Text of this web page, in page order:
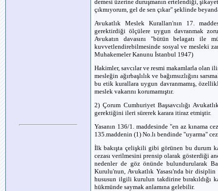
demesi üzerine duruşmanın ertelendiği,
çıkmıyorum, gel de sen çıkar" şeklinde
Avukatlık Meslek Kuralları'nın 17.
gerektirdiği ölçülere uygun davranmak
Avukatın davasını "bütün belagatı ile
kuvvetlendirebilmesinde sosyal ve mesleki
Muhakemeler Kanunu İstanbul 1947)
Hakimler, savcılar ve resmi makamlarla olan
mesleğin ağırbaşlılık ve bağımsızlığını
bu etik kurallara uygun davranmamış,
meslek vakarını korumamıştır.
2) Çorum Cumhuriyet Başsavcılığı
gerektiğini ileri sürerek karara itiraz etmiştir.
Yasanın 136/1. maddesinde "en az kınama
135.maddenin (1) No.lı bendinde "uyarma"
İlk bakışta çelişkili gibi görünen bu durum
cezası verilmesini prensip olarak gösterdiği
nedenler de göz önünde bulundurularak
Kurulu'nun, Avukatlık Yasası'nda bir
hususun ilgili kurulun takdirine bırakıldığı
hükmünde saymak anlamına gelebilir.